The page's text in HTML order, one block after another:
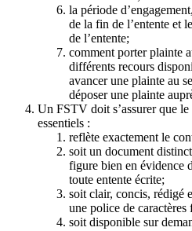
la période
de la fin de l’entente et
de l’entente;
comment porter plainte
différents recours
avancer une plainte au
déposer une plainte
Un FSTV doit s’assurer que le
essentiels :
reflète exactement le
soit un document
figure bien en évidence
toute entente écrite;
soit clair, concis, rédigé
une police de caractères
soit disponible sur